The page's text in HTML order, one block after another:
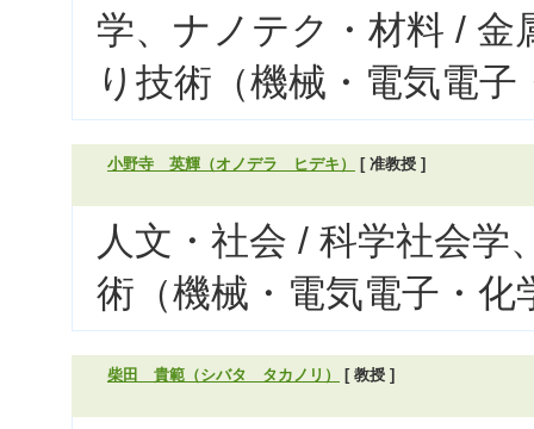
学、ナノテク・材料 / 金
り技術（機械・電気電
小野寺 英輝（オノデラ ヒデキ） [ 准教授 ]
人文・社会 / 科学社会
術（機械・電気電子・化
柴田 貴範（シバタ タカノリ） [ 教授 ]